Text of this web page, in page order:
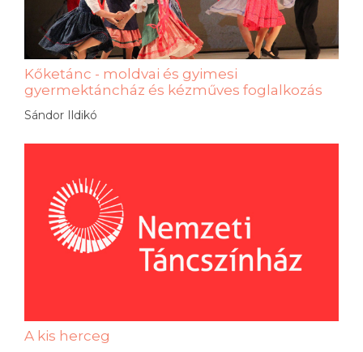
Kőketánc - moldvai és gyimesi
gyermektáncház és kézműves foglalkozás
Sándor Ildikó
A kis herceg